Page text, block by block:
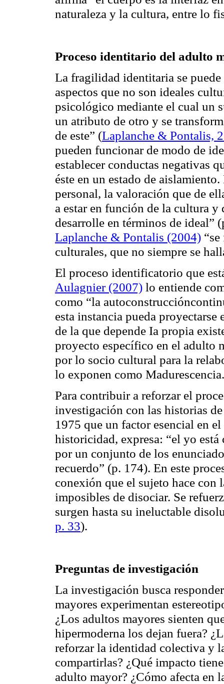
naturaleza y la cultura, entre lo
Proceso identitario del adulto
La fragilidad identitaria se
aspectos que no son ideales
psicológico mediante el cual un
un atributo de otro y se
de este” (Laplanche & Pontalis,
pueden funcionar de modo de
establecer conductas negativas
éste en un estado de
personal, la valoración que de
a estar en función de la cultura
desarrolle en términos de ideal”
Laplanche & Pontalis (2004)
culturales, que no siempre se
El proceso identificatorio que
Aulagnier (2007) lo entiende
como “la
esta instancia pueda
de la que depende Ia propia
proyecto específico en el adulto
por lo socio cultural para la
lo exponen como Madurescencia.
Para contribuir a reforzar el
investigación con las historias
1975 que un factor esencial en
historicidad, expresa: “el yo
por un conjunto de los
recuerdo” (p. 174). En este
conexión que el sujeto hace con
imposibles de disociar. Se
surgen hasta su ineluctable
p. 33).
Preguntas de investigación
La investigación busca
mayores experimentan
¿Los adultos mayores sienten
hipermoderna los dejan fuera?
reforzar la identidad colectiva y
compartirlas? ¿Qué impacto
adulto mayor? ¿Cómo afecta en